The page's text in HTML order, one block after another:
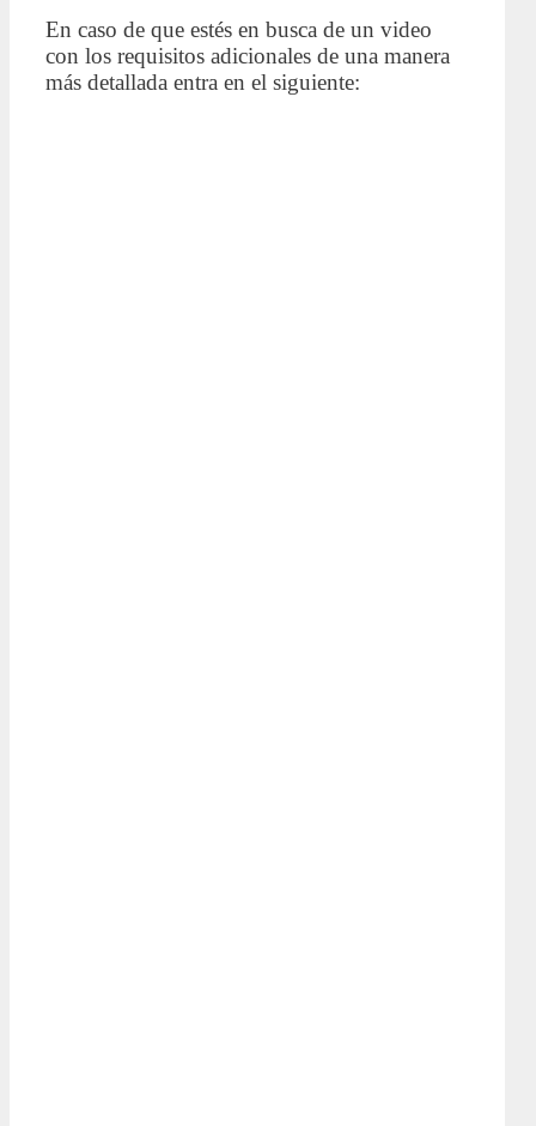
En caso de que estés en busca de un video
con los requisitos adicionales de una manera
más detallada entra en el siguiente: